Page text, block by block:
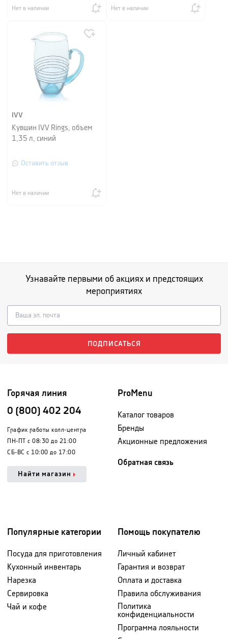
Нет в наличии Нет в наличии
IVV
Кувшин IVV Rings, объем
1,35 л, синий
Оставить отзыв
Нет в наличии
Узнавайте первыми об акциях и предстоящих
мероприятиях
ПОДПИСАТЬСЯ
Горячая линия
0 (800) 402 204
График работы колл-центра
ПН-ПТ с 08:30 до 21:00
СБ-ВС с 10:00 до 17:00
Найти магазин
ProMenu
Каталог товаров
Бренды
Акционные предложения
Обратная связь
Популярные категории
Посуда для приготовления
Кухонный инвентарь
Нарезка
Сервировка
Чай и кофе
Помощь покупателю
Личный кабинет
Гарантия и возврат
Оплата и доставка
Правила обслуживания
Политика
конфиденциальности
Программа лояльности